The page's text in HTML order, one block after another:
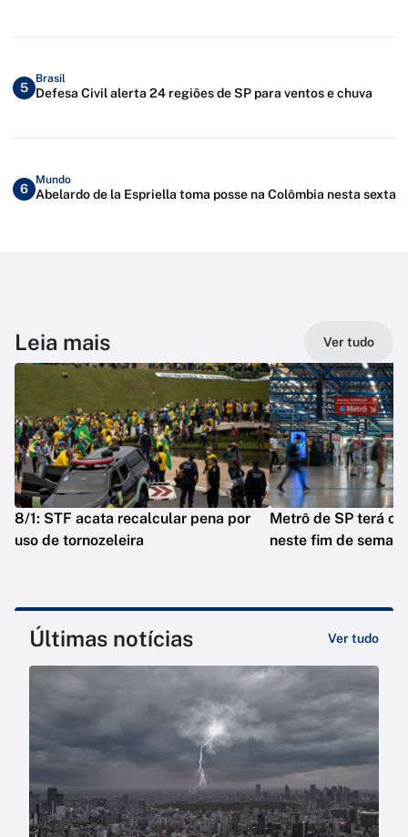
5
Brasil
Defesa Civil alerta 24 regiões de SP para ventos e chuva
6
Mundo
Abelardo de la Espriella toma posse na Colômbia nesta sexta
Leia mais Ver tudo
8/1: STF acata recalcular pena por
uso de tornozeleira
Metrô de SP terá
neste fim de
Últimas notícias Ver tudo